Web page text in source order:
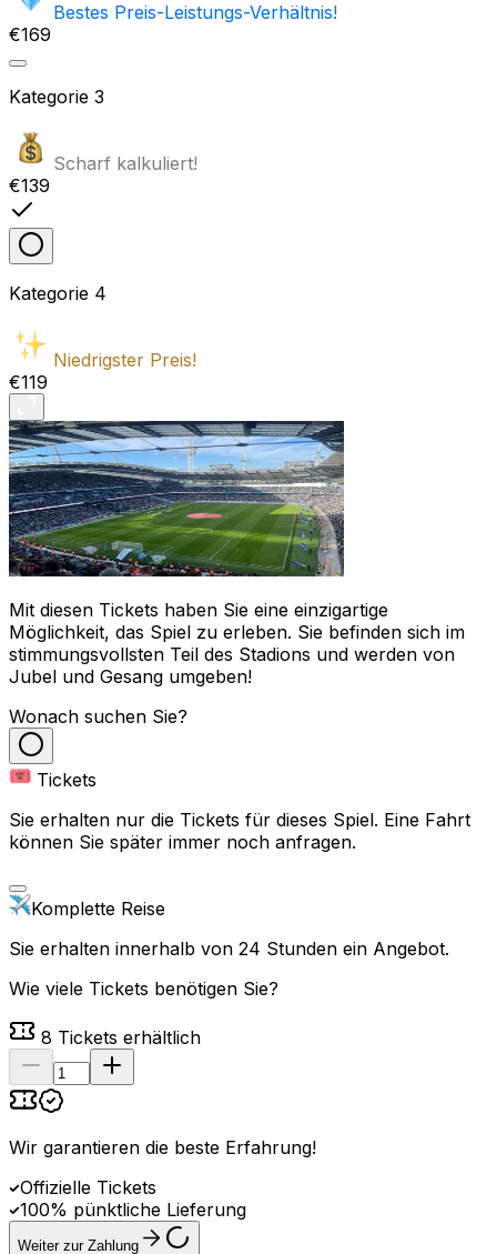
Bestes Preis-Leistungs-Verhältnis!
€169
Kategorie 3
Scharf kalkuliert!
€139
Kategorie 4
Niedrigster Preis!
€119
Mit diesen Tickets haben Sie eine einzigartige
Möglichkeit, das Spiel zu erleben. Sie befinden sich im
stimmungsvollsten Teil des Stadions und werden von
Jubel und Gesang umgeben!
Wonach suchen Sie?
Tickets
Sie erhalten nur die Tickets für dieses Spiel. Eine Fahrt
können Sie später immer noch anfragen.
Komplette Reise
Sie erhalten innerhalb von 24 Stunden ein Angebot.
Wie viele Tickets benötigen Sie?
8 Tickets erhältlich
Wir garantieren die beste Erfahrung!
Offizielle Tickets
100% pünktliche Lieferung
Weiter zur Zahlung